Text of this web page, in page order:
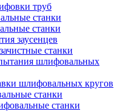
труб
станки
станки
заусенцев
станки
шлифовальных
шлифовальных кругов
станки
станки